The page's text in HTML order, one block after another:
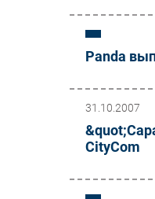
Panda
31.10.2007
CityCom